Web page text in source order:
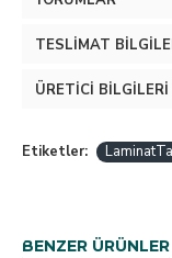
TESLIMAT
ÜRETICI BILGILERI
Etiketler:
BENZER ÜRÜNLER